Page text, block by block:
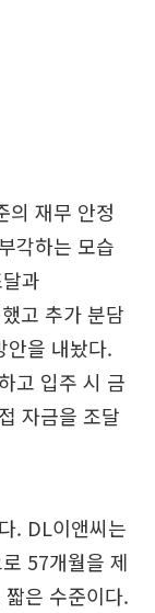
의 재무 안정
각하는 모습
과
고 추가 분담
안을 내놨다.
고 입주 시 금
자금을 조달
. DL이앤씨는
57개월을 제
은 수준이다.